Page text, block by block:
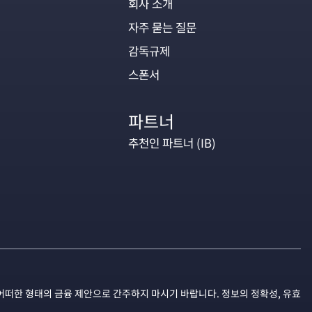
회사 소개
자주 묻는 질문
감독규제
스폰서
파트너
추천인 파트너 (IB)
한 형태의 금융 제안으로 간주하지 마시기 바랍니다. 정보의 정확성, 유효